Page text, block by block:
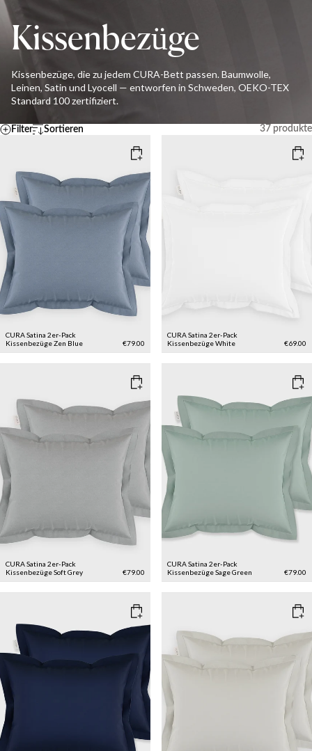
Kissenbezüge
Kissenbezüge, die zu jedem CURA-Bett passen. Baumwolle,
Leinen, Satin und Lyocell — entworfen in Schweden, OEKO-TEX
Standard 100 zertifiziert.
Filter Sortieren 37 produkte
Zurücksetzen
Ascending price
Descending price
Bestseller
Neueste
CURA Satina 2er-Pack
KissenbezügeZen Blue €79.00
CURA Satina 2er-Pack
KissenbezügeWhite €69.00
CURA Satina 2er-Pack
KissenbezügeSoft Grey €79.00
CURA Satina 2er-Pack
KissenbezügeSage Green €79.00